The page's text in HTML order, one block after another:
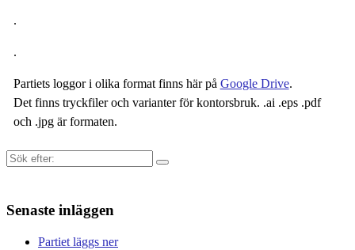
.
.
Partiets loggor i olika format finns här på Google Drive.
Det finns tryckfiler och varianter för kontorsbruk. .ai .eps .pdf
och .jpg är formaten.
Sök
Senaste inläggen
Partiet läggs ner